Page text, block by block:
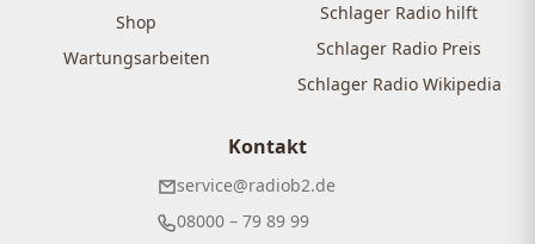
Shop
Wartungsarbeiten
Schlager Radio hilft
Schlager Radio Preis
Schlager Radio Wikipedia
Kontakt
service@radiob2.de
08000 – 79 89 99